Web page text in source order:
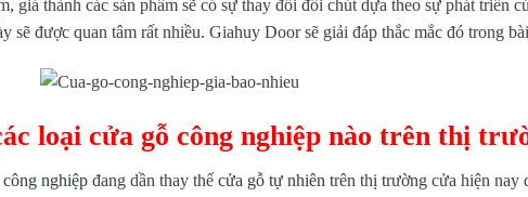
giá thành các sản phẩm sẽ có sự thay đổi đôi chút dựa theo sự phát triển
sẽ được quan tâm rất nhiều. Giahuy Door sẽ giải đáp thắc mắc đó trong
loại cửa gỗ công nghiệp nào trên thị
nghiệpđang dần thay thế cửa gỗ tự nhiên trên thị trường cửa hiện nay